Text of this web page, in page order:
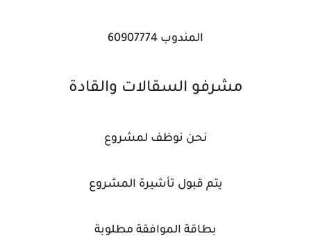
المندوب 60907774
مشرفو السقالات والقادة
نحن نوظف لمشروع
يتم قبول تأشيرة المشروع
بطاقة الموافقة مطلوبة